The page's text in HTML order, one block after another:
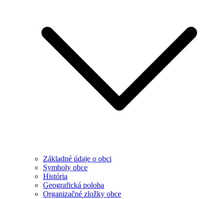
Základné údaje o obci
Symboly obce
História
Geografická poloha
Organizačné zložky obce